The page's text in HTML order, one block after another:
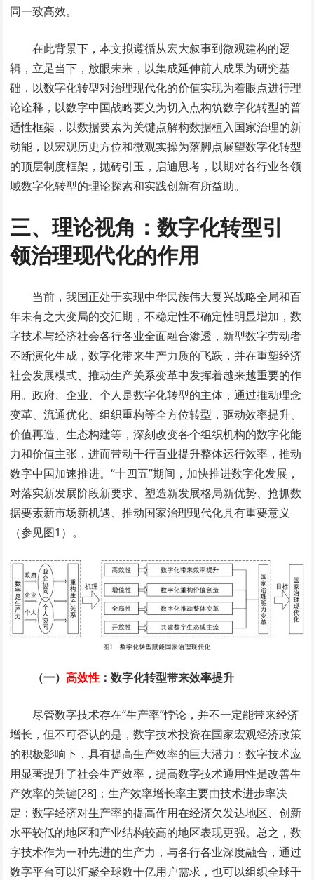
同一致高效。
在此背景下，本文拟遵循从宏大叙事到微观建构的逻
辑，立足当下，放眼未来，以集成延伸前人成果为研究基
础，以数字化转型对治理现代化的价值实现为着眼点进行理
论诠释，以数字中国战略要义为切入点构筑数字化转型的普
适性框架，以数据要素为关键点解构数据植入国家治理的新
动能，以宏观历史方位和微观实操为落脚点展望数字化转型
的顶层制度框架，抛砖引玉，启迪思考，以期对各行业各领
域数字化转型的理论探索和实践创新有所益助。
三、理论视角：数字化转型引
领治理现代化的作用
当前，我国正处于实现中华民族伟大复兴战略全局和百
年未有之大变局的交汇期，不稳定性不确定性明显增加，数
字技术与经济社会各行各业全面融合渗透，新型数字劳动者
不断演化生成，数字化带来生产力质的飞跃，并在重塑经济
社会发展模式、推动生产关系变革中发挥着越来越重要的作
用。政府、企业、个人是数字化转型的主体，通过推动理念
变革、流通优化、组织重构等全方位转型，驱动效率提升、
价值再造、生态构建等，深刻改变各个组织机构的数字化能
力和价值主张，进而带动千行百业提升整体运行效率，推动
数字中国加速推进。“十四五”期间，加快推进数字化发展，
对落实新发展阶段新要求、塑造新发展格局新优势、抢抓数
据要素新市场新机遇、推动国家治理现代化具有重要意义
（参见图1）。
（一）高效性 ：数字化转型带来效率提升
尽管数字技术存在“生产率”悖论，并不一定能带来经济
增长，但不可否认的是，数字技术投资在国家宏观经济政策
的积极影响下，具有提高生产效率的巨大潜力：数字技术应
用显著提升了社会生产效率，提高数字技术通用性是改善生
产效率的关键[28]；生产效率增长率主要由技术进步率决
定；数字经济对生产率的提高作用在经济欠发达地区、创新
水平较低的地区和产业结构较高的地区表现更强。总之，数
字技术作为一种先进的生产力，与各行各业深度融合，通过
数字平台可以汇聚全球数十亿用户需求，也可以组织全球千